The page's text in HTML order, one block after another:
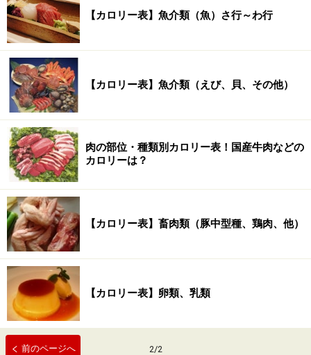
【カロリー表】魚介類（魚）さ行～わ行
【カロリー表】魚介類（えび、貝、その他）
肉の部位・種類別カロリー表！国産牛肉などの
カロリーは？
【カロリー表】畜肉類（豚中型種、鶏肉、他）
【カロリー表】卵類、乳類
前のページへ 2/2